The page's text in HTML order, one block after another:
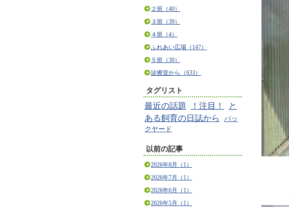
２班（40）
３班（39）
４班（4）
ふれあい広場（147）
５班（30）
診療室から（633）
タグリスト
最近の話題 ！注目！
と
ある飼育の日誌から
バッ
クヤード
以前の記事
2026年8月（1）
2026年7月（1）
2026年6月（1）
2026年5月（1）